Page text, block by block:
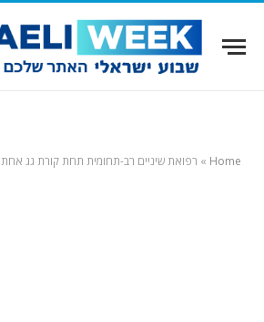
Home
» רפואת שיניים רב-תחומית תחת קורת גג אחת